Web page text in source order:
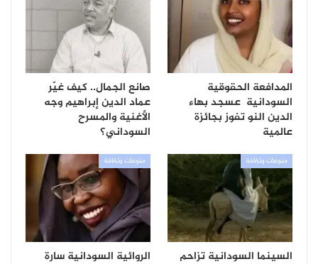
المدافعة الحقوقية
السودانية عسجد بهاء
الدين النو تفوز بجائزة
عالمية
صانع الجمال.. كيف غيّر
عماد الدين إبراهيم وجه
الأغنية والمسرح
السوداني؟
منوعات وثقافة
السينما السودانية تزاحم
منوعات وثقافة
الروائية السودانية سارة